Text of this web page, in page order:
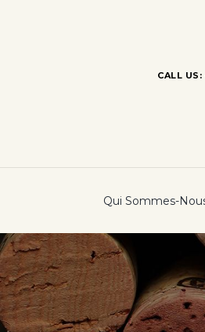
CALL
Qui Sommes-